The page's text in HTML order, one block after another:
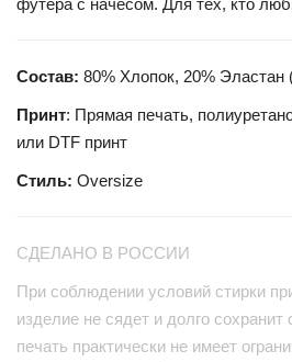
Состав: 80% Хлопок, 20% Эластан
Принт: Прямая печать,
или DTF принт
Стиль: Oversize
СДЕЛАНО В РОССИИ
При соблюдении условий стирки
изделие не сядет и долго
печать практически не имеет